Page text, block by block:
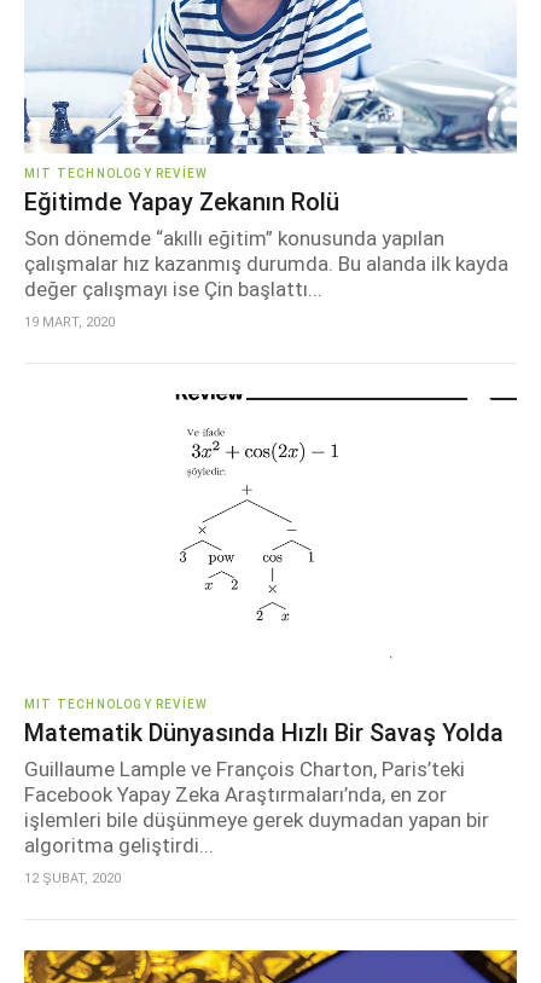
MIT TECHNOLOGY REVIEW
Eğitimde Yapay Zekanın Rolü
Son dönemde “akıllı eğitim” konusunda yapılan
çalışmalar hız kazanmış durumda. Bu alanda ilk kayda
değer çalışmayı ise Çin başlattı...
19 MART, 2020
MIT TECHNOLOGY REVIEW
Matematik Dünyasında Hızlı Bir Savaş Yolda
Guillaume Lample ve François Charton, Paris’teki
Facebook Yapay Zeka Araştırmaları’nda, en zor
işlemleri bile düşünmeye gerek duymadan yapan bir
algoritma geliştirdi...
12 ŞUBAT, 2020